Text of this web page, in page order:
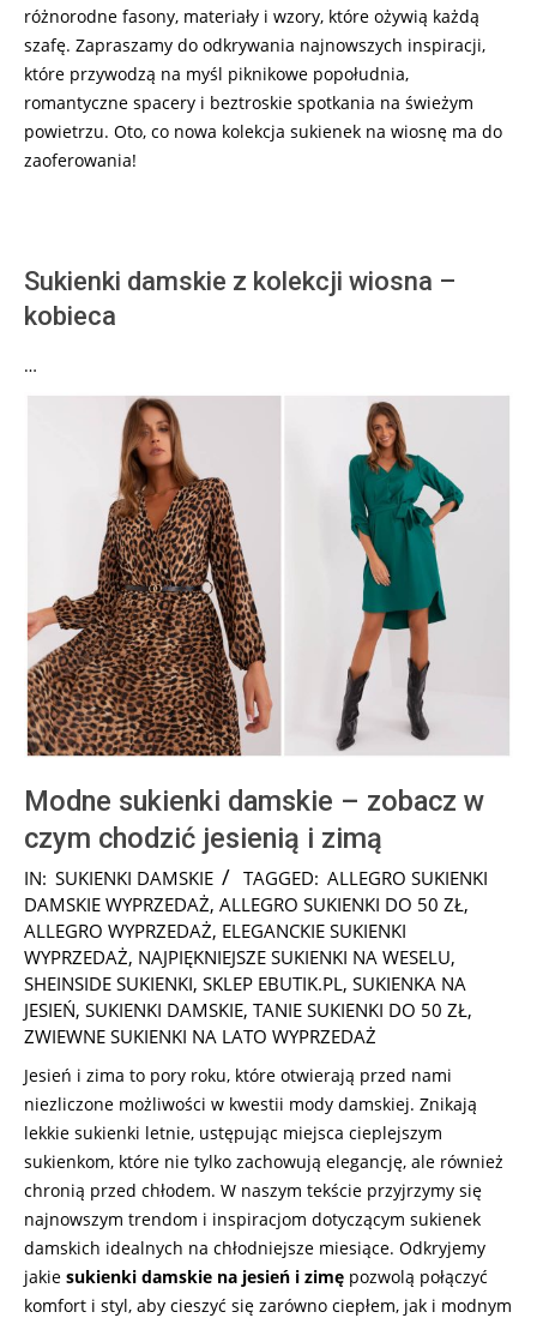
różnorodne fasony, materiały i wzory, które ożywią każdą
szafę. Zapraszamy do odkrywania najnowszych inspiracji,
które przywodzą na myśl piknikowe popołudnia,
romantyczne spacery i beztroskie spotkania na świeżym
powietrzu. Oto, co nowa kolekcja sukienek na wiosnę ma do
zaoferowania!
Sukienki damskie z kolekcji wiosna –
kobieca
…
Modne sukienki damskie – zobacz w
czym chodzić jesienią i zimą
2025-
10-
05
IN: SUKIENKI DAMSKIE TAGGED: ALLEGRO SUKIENKI
DAMSKIE WYPRZEDAŻ, ALLEGRO SUKIENKI DO 50 ZŁ,
ALLEGRO WYPRZEDAŻ, ELEGANCKIE SUKIENKI
WYPRZEDAŻ, NAJPIĘKNIEJSZE SUKIENKI NA WESELU,
SHEINSIDE SUKIENKI, SKLEP EBUTIK.PL, SUKIENKA NA
JESIEŃ, SUKIENKI DAMSKIE, TANIE SUKIENKI DO 50 ZŁ,
ZWIEWNE SUKIENKI NA LATO WYPRZEDAŻ
Jesień i zima to pory roku, które otwierają przed nami
niezliczone możliwości w kwestii mody damskiej. Znikają
lekkie sukienki letnie, ustępując miejsca cieplejszym
sukienkom, które nie tylko zachowują elegancję, ale również
chronią przed chłodem. W naszym tekście przyjrzymy się
najnowszym trendom i inspiracjom dotyczącym sukienek
damskich idealnych na chłodniejsze miesiące. Odkryjemy
jakie sukienki damskie na jesień i zimę pozwolą połączyć
komfort i styl, aby cieszyć się zarówno ciepłem, jak i modnym